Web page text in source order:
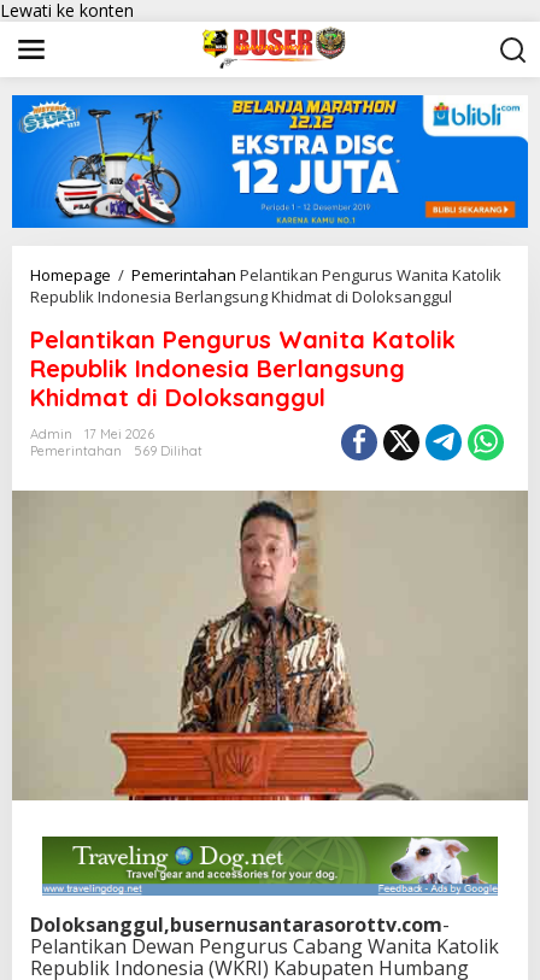
Lewati ke konten
Homepage / Pemerintahan Pelantikan Pengurus Wanita Katolik
Republik Indonesia Berlangsung Khidmat di Doloksanggul
Pelantikan Pengurus Wanita Katolik
Republik Indonesia Berlangsung
Khidmat di Doloksanggul
Admin
17 Mei 2026
Pemerintahan
569 Dilihat
Doloksanggul,busernusantarasorottv.com-
Pelantikan Dewan Pengurus Cabang Wanita Katolik
Republik Indonesia (WKRI) Kabupaten Humbang